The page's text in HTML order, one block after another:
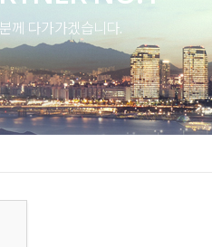
께 다가가겠습니다.